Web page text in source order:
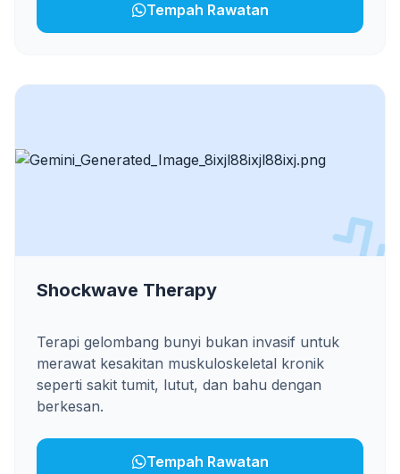
Tempah Rawatan
Shockwave Therapy
Terapi gelombang bunyi bukan invasif untuk
merawat kesakitan muskuloskeletal kronik
seperti sakit tumit, lutut, dan bahu dengan
berkesan.
Tempah Rawatan